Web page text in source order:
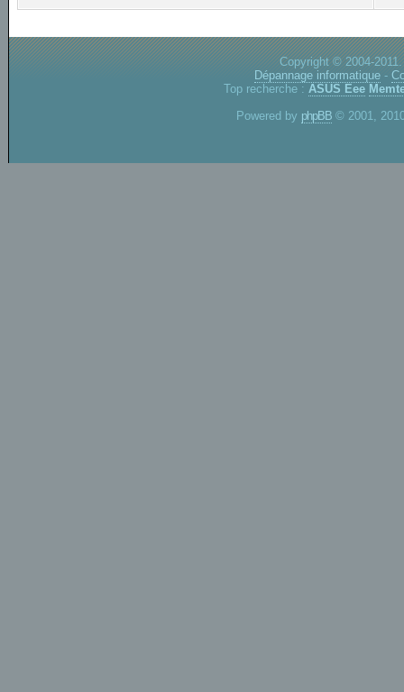
Copyright © 2004-
Dépannage informatique -
Top recherche : ASUS Eee
Powered by phpBB © 2001,